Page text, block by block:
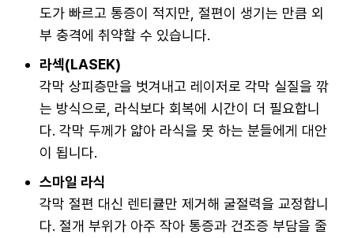
도가 빠르고 통증이 적지만, 절편이 생기는 만큼 외
부 충격에 취약할 수 있습니다.
라섹(LASEK)
각막 상피층만을 벗겨내고 레이저로 각막 실질을 깎
는 방식으로, 라식보다 회복에 시간이 더 필요합니
다. 각막 두께가 얇아 라식을 못 하는 분들에게 대안
이 됩니다.
스마일 라식
각막 절편 대신 렌티큘만 제거해 굴절력을 교정합니
다. 절개 부위가 아주 작아 통증과 건조증 부담을 줄